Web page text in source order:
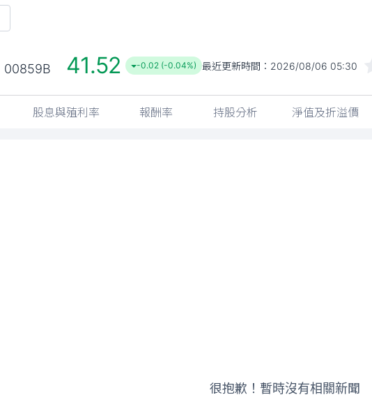
00859B 41.52 -0.02 (-0.04%) 最近更新時間： 2026/08/06 05:30
股息與殖利率 報酬率 持股分析 淨值及折溢價
很抱歉！暫時沒有相關新聞